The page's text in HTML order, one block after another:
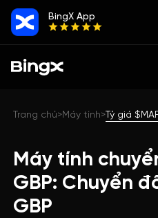
BingX App
Trang chủ>Máy tính>Tỷ giá
Máy tính
GBP: Chuyển
GBP